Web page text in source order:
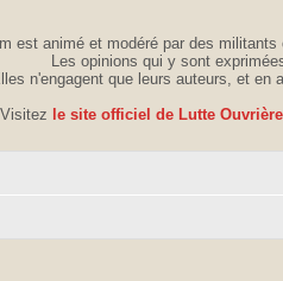
est animé et modéré par des
Les opinions qui y sont
n'engagent que leurs auteurs, et en
Visitez le site officiel de Lutte Ouvrière